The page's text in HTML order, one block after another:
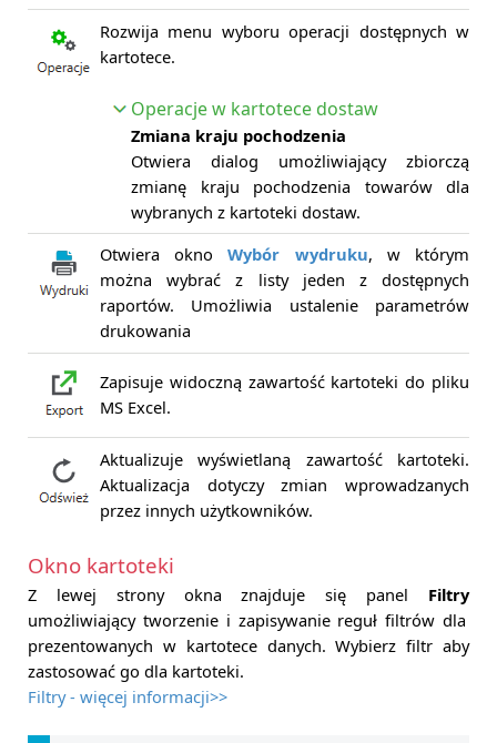
Rozwija menu wyboru operacji dostępnych w
kartotece.
Operacje w kartotece dostaw
Zmiana kraju pochodzenia
Otwiera dialog umożliwiający zbiorczą
zmianę kraju pochodzenia towarów dla
wybranych z kartoteki dostaw.
Otwiera oknoWybór wydruku, w którym
można wybrać z listy jeden z dostępnych
raportów. Umożliwia ustalenie parametrów
drukowania
Zapisuje widoczną zawartość kartoteki do pliku
MS Excel.
Aktualizuje wyświetlaną zawartość kartoteki.
Aktualizacja dotyczy zmian wprowadzanych
przez innych użytkowników.
Okno kartoteki
Z lewej strony okna znajduje się panel Filtry
umożliwiający tworzenie i zapisywanie reguł filtrów dla
prezentowanych w kartotece danych. Wybierz filtr aby
zastosować go dla kartoteki.
Filtry - więcej informacji>>